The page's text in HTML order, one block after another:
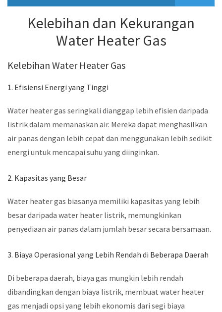
Kelebihan dan Kekurangan
Water Heater Gas
Kelebihan Water Heater Gas
1. Efisiensi Energi yang Tinggi
Water heater gas seringkali dianggap lebih efisien daripada
listrik dalam memanaskan air. Mereka dapat menghasilkan
air panas dengan lebih cepat dan menggunakan lebih sedikit
energi untuk mencapai suhu yang diinginkan.
2. Kapasitas yang Besar
Water heater gas biasanya memiliki kapasitas yang lebih
besar daripada water heater listrik, memungkinkan
penyediaan air panas dalam jumlah besar secara bersamaan.
3. Biaya Operasional yang Lebih Rendah di Beberapa Daerah
Di beberapa daerah, biaya gas mungkin lebih rendah
dibandingkan dengan biaya listrik, membuat water heater
gas menjadi opsi yang lebih ekonomis dari segi biaya